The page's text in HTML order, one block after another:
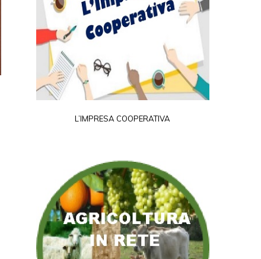
L’IMPRESA COOPERATIVA